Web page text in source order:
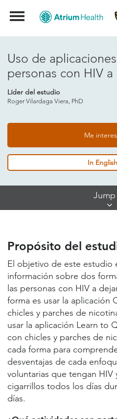
Menu
Uso de
personas con HIV
Líder del estudio
Roger Vilardaga Viera, PhD
Me
In English
Lugares de
Propósito del
El objetivo de este estudio
información sobre dos
las personas con HIV a
forma es usar la aplicación
chicles y parches de
usar la aplicación Learn to
con chicles y parches de
cada forma para
desventajas de cada
voluntarias que tengan HIV
cigarrillos todos los días
días.